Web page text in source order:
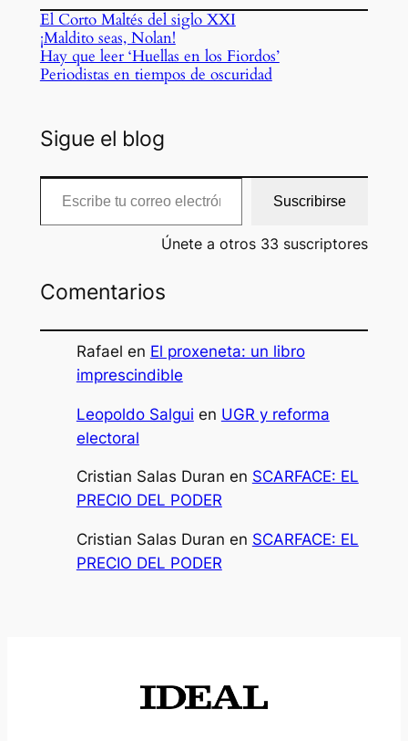
El Corto Maltés del siglo XXI
¡Maldito seas, Nolan!
Hay que leer ‘Huellas en los Fiordos’
Periodistas en tiempos de oscuridad
Sigue el blog
Escribe tu correo electrónico…
Suscribirse
Únete a otros 33 suscriptores
Comentarios
Rafael en El proxeneta: un libro
imprescindible
Leopoldo Salgui en UGR y reforma
electoral
Cristian Salas Duran en SCARFACE: EL
PRECIO DEL PODER
Cristian Salas Duran en SCARFACE: EL
PRECIO DEL PODER